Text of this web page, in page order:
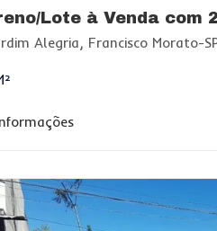
Lote à Venda com
Alegria, Francisco Morato-